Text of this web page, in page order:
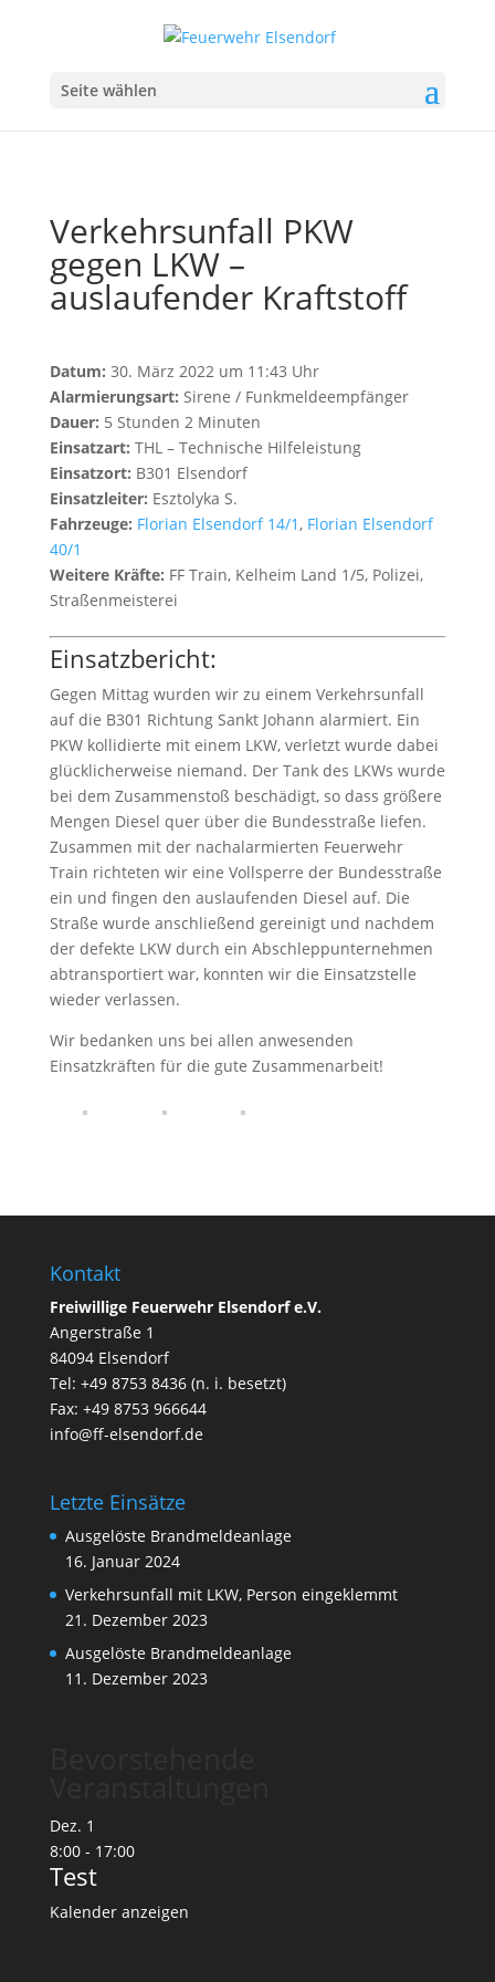
Seite wählen
Verkehrsunfall PKW
gegen LKW –
auslaufender Kraftstoff
Datum: 30. März 2022 um 11:43 Uhr
Alarmierungsart: Sirene / Funkmeldeempfänger
Dauer: 5 Stunden 2 Minuten
Einsatzart: THL – Technische Hilfeleistung
Einsatzort: B301 Elsendorf
Einsatzleiter: Esztolyka S.
Fahrzeuge: Florian Elsendorf 14/1, Florian Elsendorf
40/1
Weitere Kräfte: FF Train, Kelheim Land 1/5, Polizei,
Straßenmeisterei
Einsatzbericht:
Gegen Mittag wurden wir zu einem Verkehrsunfall
auf die B301 Richtung Sankt Johann alarmiert. Ein
PKW kollidierte mit einem LKW, verletzt wurde dabei
glücklicherweise niemand. Der Tank des LKWs wurde
bei dem Zusammenstoß beschädigt, so dass größere
Mengen Diesel quer über die Bundesstraße liefen.
Zusammen mit der nachalarmierten Feuerwehr
Train richteten wir eine Vollsperre der Bundesstraße
ein und fingen den auslaufenden Diesel auf. Die
Straße wurde anschließend gereinigt und nachdem
der defekte LKW durch ein Abschleppunternehmen
abtransportiert war, konnten wir die Einsatzstelle
wieder verlassen.
Wir bedanken uns bei allen anwesenden
Einsatzkräften für die gute Zusammenarbeit!
Kontakt
Freiwillige Feuerwehr Elsendorf e.V.
Angerstraße 1
84094 Elsendorf
Tel: +49 8753 8436 (n. i. besetzt)
Fax: +49 8753 966644
info@ff-elsendorf.de
Letzte Einsätze
Ausgelöste Brandmeldeanlage
16. Januar 2024
Verkehrsunfall mit LKW, Person eingeklemmt
21. Dezember 2023
Ausgelöste Brandmeldeanlage
11. Dezember 2023
Dez. 1
8:00- 17:00
Test
Kalender anzeigen